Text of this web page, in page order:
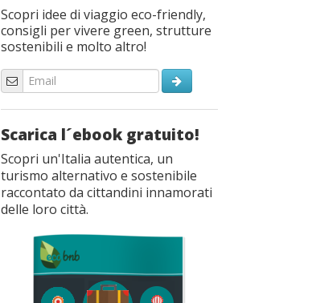
Scopri idee di viaggio eco-friendly,
consigli per vivere green, strutture
sostenibili e molto altro!
Scarica l´ebook gratuito!
Scopri un'Italia autentica, un
turismo alternativo e sostenibile
raccontato da cittandini innamorati
delle loro città.